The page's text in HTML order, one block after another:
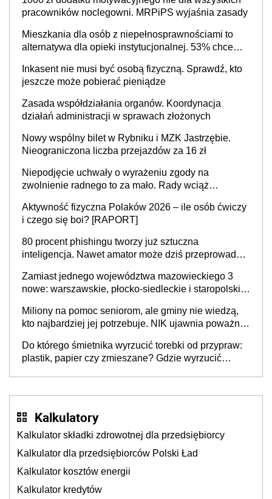
cały kraj
pracowników noclegowni. MRPiPS wyjaśnia zasady
Mieszkania dla osób z niepełnosprawnościami to
alternatywa dla opieki instytucjonalnej. 53% chce
Inkasent nie musi być osobą fizyczną. Sprawdź, kto
jeszcze może pobierać pieniądze
Zasada współdziałania organów. Koordynacja
działań administracji w sprawach złożonych
Nowy wspólny bilet w Rybniku i MZK Jastrzębie.
Nieograniczona liczba przejazdów za 16 zł
Niepodjęcie uchwały o wyrażeniu zgody na
zwolnienie radnego to za mało. Rady wciąż
sprawy
Aktywność fizyczna Polaków 2026 – ile osób ćwiczy
i czego się boi? [RAPORT]
80 procent phishingu tworzy już sztuczna
inteligencja. Nawet amator może dziś przeprowadzić
Zamiast jednego województwa mazowieckiego 3
nowe: warszawskie, płocko-siedleckie i staropolskie.
stołecznych
Miliony na pomoc seniorom, ale gminy nie wiedzą,
kto najbardziej jej potrzebuje. NIK ujawnia poważną
Do którego śmietnika wyrzucić torebki od przypraw:
plastik, papier czy zmieszane? Gdzie wyrzucić
Kalkulatory
Kalkulator składki zdrowotnej dla przedsiębiorcy
Kalkulator dla przedsiębiorców Polski Ład
Kalkulator kosztów energii
Kalkulator kredytów